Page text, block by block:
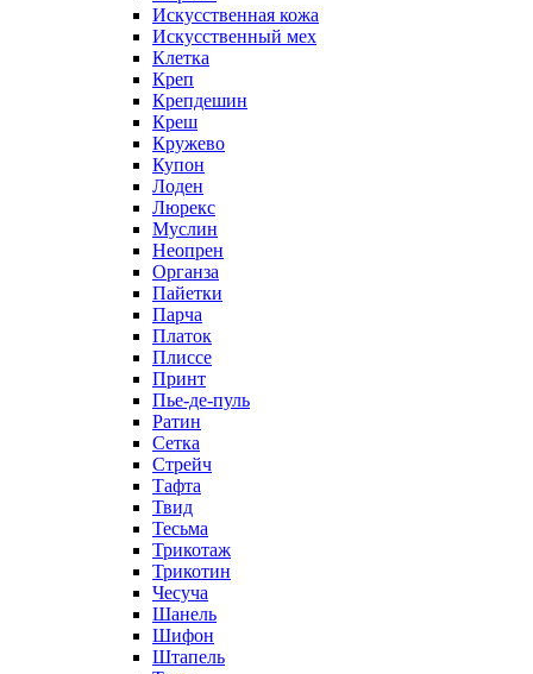
Искусственная кожа
Искусственный мех
Клетка
Креп
Крепдешин
Креш
Кружево
Купон
Лоден
Люрекс
Муслин
Неопрен
Органза
Пайетки
Парча
Платок
Плиссе
Принт
Пье-де-пуль
Ратин
Сетка
Стрейч
Тафта
Твид
Тесьма
Трикотаж
Трикотин
Чесуча
Шанель
Шифон
Штапель